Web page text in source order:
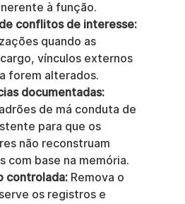
à função.
conflitos de interesse:
quando as
vínculos externos
forem alterados.
documentadas:
de má conduta de
para que os
não reconstruam
com base na memória.
controlada: Remova o
os registros e